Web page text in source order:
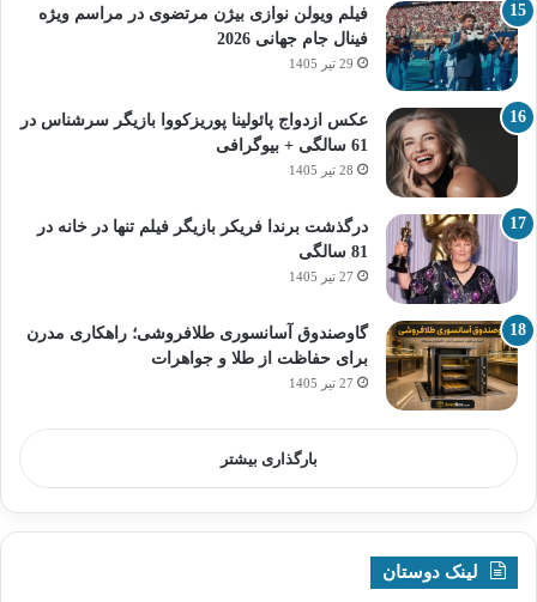
فیلم ویولن نوازی بیژن مرتضوی در مراسم ویژه
فینال جام جهانی 2026
29 تیر 1405
عکس ازدواج پائولینا پوریزکووا بازیگر سرشناس در
61 سالگی + بیوگرافی
28 تیر 1405
درگذشت برندا فریکر بازیگر فیلم تنها در خانه در
81 سالگی
27 تیر 1405
گاوصندوق آسانسوری طلافروشی؛ راهکاری مدرن
برای حفاظت از طلا و جواهرات
27 تیر 1405
بارگذاری بیشتر
لینک دوستان